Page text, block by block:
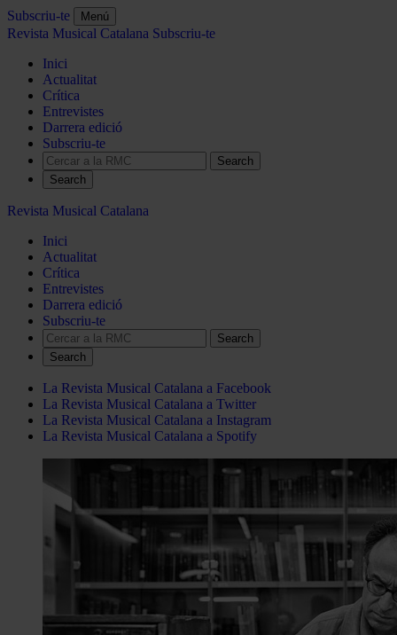
Subscriu-te Menú
Revista Musical Catalana Subscriu-te
Inici
Actualitat
Crítica
Entrevistes
Darrera edició
Subscriu-te
Search
Revista Musical Catalana
Inici
Actualitat
Crítica
Entrevistes
Darrera edició
Subscriu-te
Search
La Revista Musical Catalana a Facebook
La Revista Musical Catalana a Twitter
La Revista Musical Catalana a Instagram
La Revista Musical Catalana a Spotify